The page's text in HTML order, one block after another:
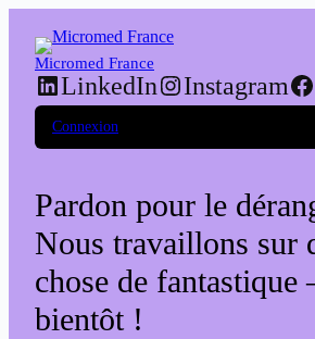
Micromed France
LinkedIn Instagram
Connexion
Pardon pour le
Nous travaillons sur
chose de fantastique
bientôt !